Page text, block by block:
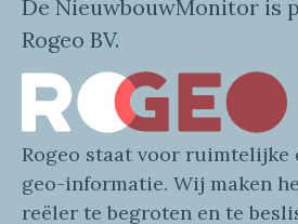
De NieuwbouwMonitor is
Rogeo BV.
Rogeo staat voor ruimtelijke
geo-informatie. Wij maken
reëler te begroten en te